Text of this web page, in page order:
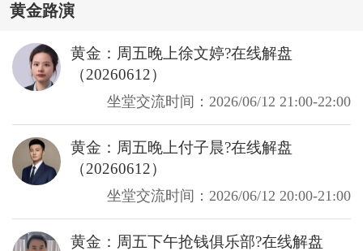
黄金路演
黄金：周五晚上徐文婷?在线解盘
（20260612）
坐堂交流时间：2026/06/12 21:00-22:00
黄金：周五晚上付子晨?在线解盘
（20260612）
坐堂交流时间：2026/06/12 20:00-21:00
黄金：周五下午抢钱俱乐部?在线解盘